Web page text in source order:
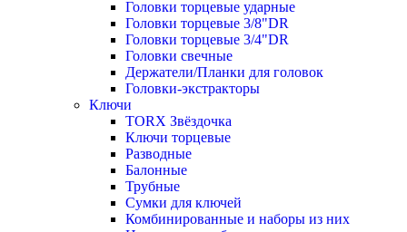
Головки торцевые ударные
Головки торцевые 3/8"DR
Головки торцевые 3/4"DR
Головки свечные
Держатели/Планки для головок
Головки-экстракторы
Ключи
TORX Звёздочка
Ключи торцевые
Разводные
Балонные
Трубные
Сумки для ключей
Комбинированные и наборы из них